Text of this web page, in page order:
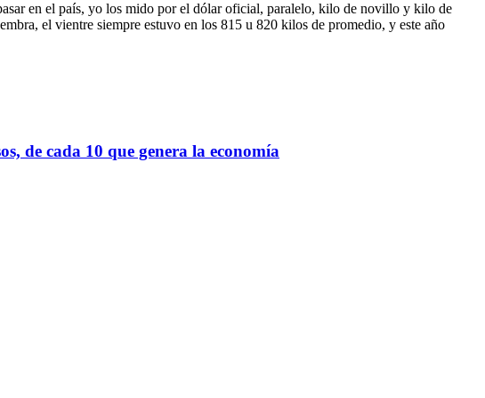
en el país, yo los mido por el dólar oficial, paralelo, kilo de novillo y kilo de
el vientre siempre estuvo en los 815 u 820 kilos de promedio, y este año
de cada 10 que genera la economía